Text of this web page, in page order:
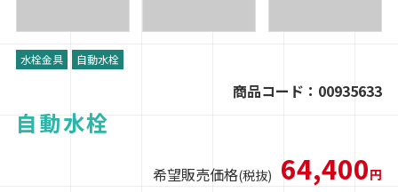
水栓金具 自動水栓
商品コード：00935633
自動水栓
希望販売価格(税抜) 64,400円